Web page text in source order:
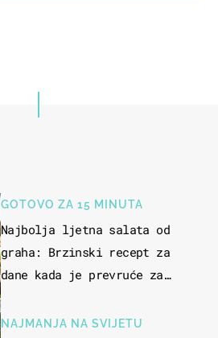
GOTOVO ZA 15 MINUTA
Najbolja ljetna salata od
graha: Brzinski recept za
dane kada je prevruće za
NAJMANJA NA SVIJETU